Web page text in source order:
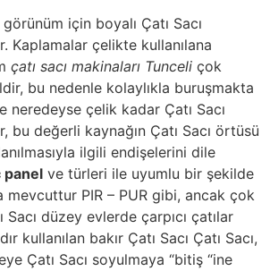
için boyalı Çatı Sacı
Kaplamalar çelikte kullanılana
çatı sacı makinaları Tunceli çok
bu nedenle kolaylıkla buruşmakta
neredeyse çelik kadar Çatı Sacı
bu değerli kaynağın Çatı Sacı örtüsü
ilgili endişelerini dile
panel ve türleri ile uyumlu bir şekilde
mevcuttur PIR – PUR gibi, ancak çok
Sacı düzey evlerde çarpıcı çatılar
kullanılan bakır Çatı Sacı Çatı Sacı,
Çatı Sacı soyulmaya “bitiş “ine